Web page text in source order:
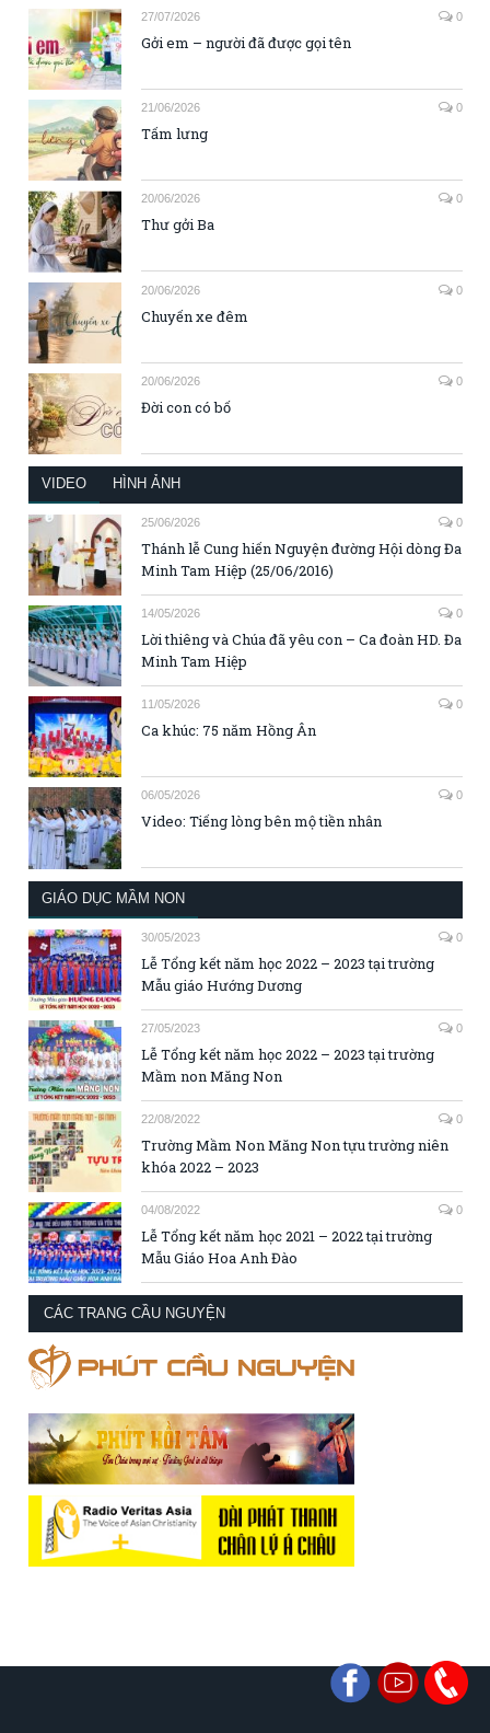
27/07/2026 0
Gởi em – người đã được gọi tên
21/06/2026 0
Tấm lưng
20/06/2026 0
Thư gởi Ba
20/06/2026 0
Chuyến xe đêm
20/06/2026 0
Đời con có bố
VIDEO HÌNH ẢNH
25/06/2026 0
Thánh lễ Cung hiến Nguyện đường Hội dòng Đa
Minh Tam Hiệp (25/06/2016)
14/05/2026 0
Lời thiêng và Chúa đã yêu con – Ca đoàn HD. Đa
Minh Tam Hiệp
11/05/2026 0
Ca khúc: 75 năm Hồng Ân
06/05/2026 0
Video: Tiếng lòng bên mộ tiền nhân
GIÁO DỤC MẦM NON
30/05/2023 0
Lễ Tổng kết năm học 2022 – 2023 tại trường
Mẫu giáo Hướng Dương
27/05/2023 0
Lễ Tổng kết năm học 2022 – 2023 tại trường
Mầm non Măng Non
22/08/2022 0
Trường Mầm Non Măng Non tựu trường niên
khóa 2022 – 2023
04/08/2022 0
Lễ Tổng kết năm học 2021 – 2022 tại trường
Mẫu Giáo Hoa Anh Đào
CÁC TRANG CẦU NGUYỆN